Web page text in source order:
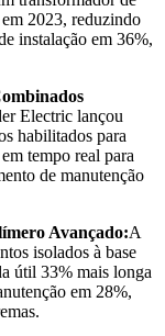
2023, reduzindo
instalação em 36%,
Electric lançou
habilitados para
tempo real para
de manutenção
Avançado:A
isolados à base
útil 33% mais longa
em 28%,